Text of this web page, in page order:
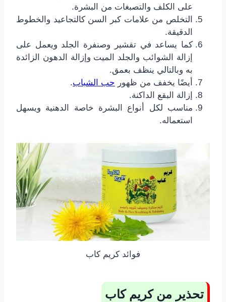
على الكلف والتصبغات من البشرة.
التخلص من علامات كبر السن كالتجاعيد والخطوط
الدقيقة.
كما يساعد في تقشير وصنفرة الجلد ويعمل على
إزالة الشوائب والجلد الميت وإزالة الدهون الزائدة
به وبالتالي ينظف بعمق.
أيضًا يخفف من ظهور حب الشباب.
إزالة البقع الداكنة.
مناسب لكل أنواع البشرة خاصة الدهنية ويسهل
استعماله.
فوائد كريم كاب
تحذير من كريم كاب